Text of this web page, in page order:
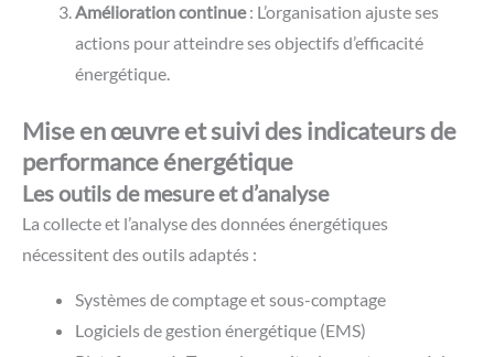
Amélioration continue: L’organisation ajuste ses
actions pour atteindre ses objectifs d’efficacité
énergétique.
Mise en œuvre et suivi des indicateurs de
performance énergétique
Les outils de mesure et d’analyse
La collecte et l’analyse des données énergétiques
nécessitent des outils adaptés :
Systèmes de comptage et sous-comptage
Logiciels de gestion énergétique (EMS)